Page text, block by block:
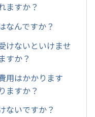
ますか？
なんですか？
けないといけませ
すか？
用はかかります
ますか？
ないですか？